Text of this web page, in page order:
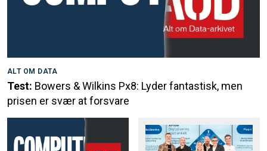
ALT OM DATA
Test: Bowers & Wilkins Px8: Lyder fantastisk, men
prisen er svær at forsvare